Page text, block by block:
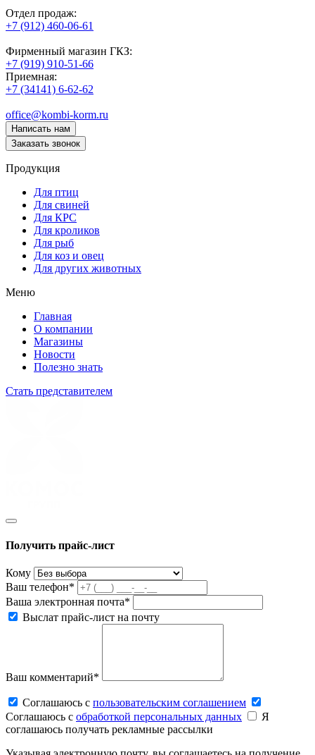
Отдел продаж:
+7 (912) 460-06-61
Фирменный магазин ГКЗ:
+7 (919) 910-51-66
Приемная:
+7 (34141) 6-62-62
office@kombi-korm.ru
Написать нам
Заказать звонок
Продукция
Для птиц
Для свиней
Для КРС
Для кроликов
Для рыб
Для коз и овец
Для других животных
Меню
Главная
О компании
Магазины
Новости
Полезно знать
Стать представителем
Получить прайс-лист
Кому
Ваш телефон*
Ваша электронная почта*
Выслат прайс-лист на почту
Ваш комментарий*
Соглашаюсь c пользовательским соглашением
Соглашаюсь c обработкой персональных данных
Я
соглашаюсь получать рекламные рассылки